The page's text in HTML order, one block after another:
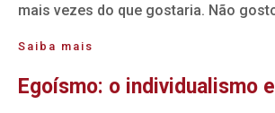
mais vezes do que gostaria. Não
Saiba mais
Egoísmo: o individualismo